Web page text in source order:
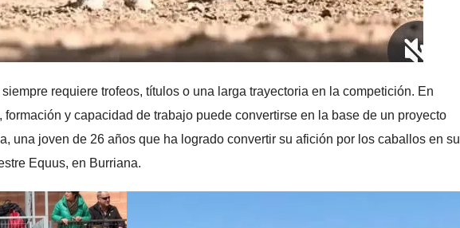
requiere trofeos, títulos o una larga trayectoria en la competición. En
y capacidad de trabajo puede convertirse en la base de un proyecto
una joven de 26 años que ha logrado convertir su afición por los caballos en su
Equus, en Burriana.